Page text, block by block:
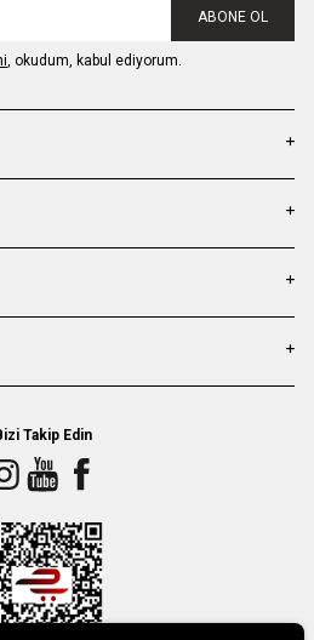
ABONE OL
, okudum, kabul ediyorum.
Takip Edin